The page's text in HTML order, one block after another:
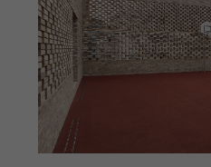
ALLGEMEINE
PETERSEN TEGL
RECYCLING-ZIEGEL
RE-USE-MÖRTEL